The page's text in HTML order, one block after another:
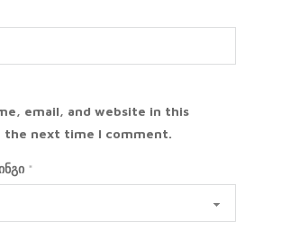
email, and website in this
next time I comment.
*